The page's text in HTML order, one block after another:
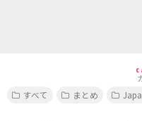
すべて
まとめ